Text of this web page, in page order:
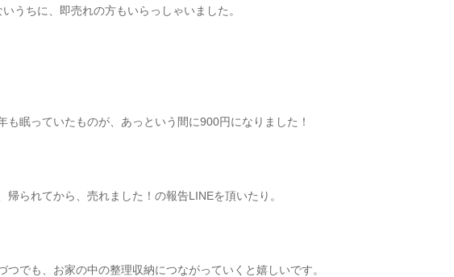
うちに、即売れの方もいらっしゃいました。
も眠っていたものが、あっという間に900円になりました！
帰られてから、売れました！の報告LINEを頂いたり。
つでも、お家の中の整理収納につながっていくと嬉しいです。